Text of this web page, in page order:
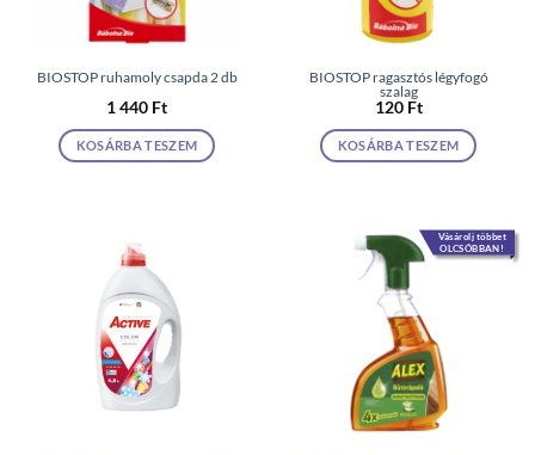
BIOSTOP ruhamoly csapda 2 db
1 440 Ft
KOSÁRBA TESZEM
BIOSTOP ragasztós légyfogó
szalag
120 Ft
KOSÁRBA TESZEM
Vásárolj többet
OLCSÓBBAN!